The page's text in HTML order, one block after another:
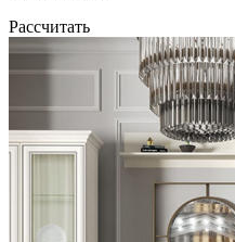
Рассчитать